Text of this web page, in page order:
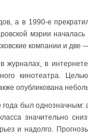
а в 1990-е
мэрии
компании и две
в
кинотеатра.
опубликована
был
значительно
и надолго.